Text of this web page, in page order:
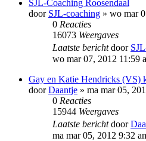
SJL-Coaching Roosendaal
door SJL-coaching » wo mar
0 Reacties
16073 Weergaves
Laatste berichtdoor
wo mar 07, 2012 11:59
Gay en Katie Hendricks (VS)
doorDaantje » ma mar 05,
0 Reacties
15944 Weergaves
Laatste berichtdoor
ma mar 05, 2012 9:32